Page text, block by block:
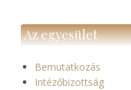
Az egyesület
Bemutatkozás
Intézőbizottság